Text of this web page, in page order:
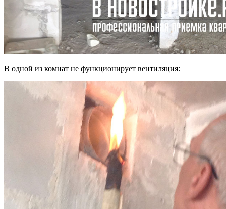
В одной из комнат не функционирует вентиляция: